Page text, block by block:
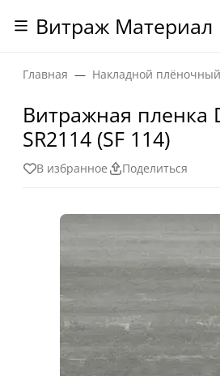
Витраж Материал
Главная Накладной
Витражная пленка
SR2114 (SF 114)
В избранное Поделиться